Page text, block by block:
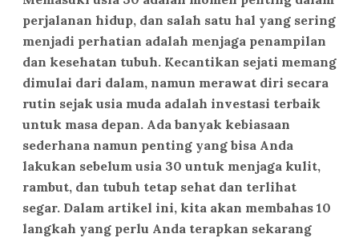
perjalanan hidup, dan salah satu hal yang sering
menjadi perhatian adalah menjaga penampilan
dan kesehatan tubuh. Kecantikan sejati memang
dimulai dari dalam, namun merawat diri secara
rutin sejak usia muda adalah investasi terbaik
untuk masa depan. Ada banyak kebiasaan
sederhana namun penting yang bisa Anda
lakukan sebelum usia 30 untuk menjaga kulit,
rambut, dan tubuh tetap sehat dan terlihat
segar. Dalam artikel ini, kita akan membahas 10
langkah yang perlu Anda terapkan sekarang